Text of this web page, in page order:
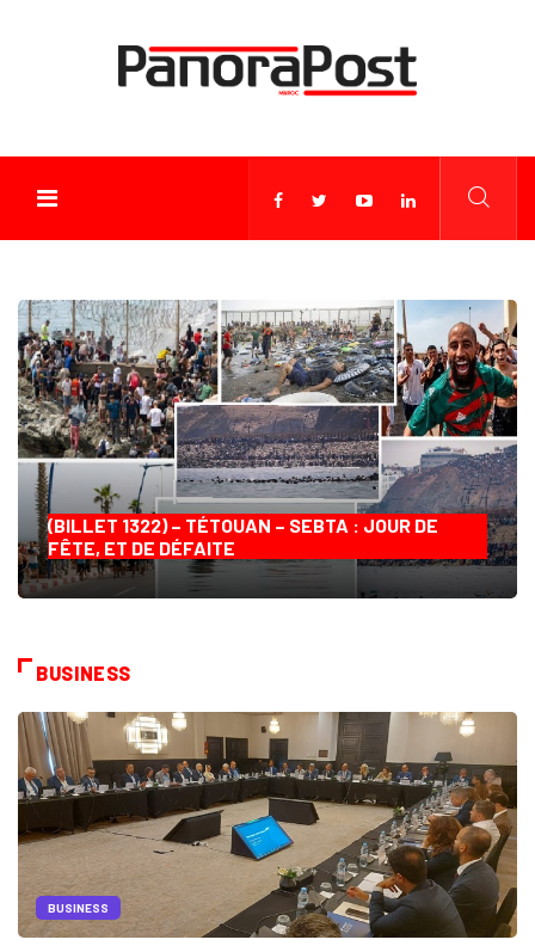
(BILLET 1322) – TÉTOUAN – SEBTA : JOUR DE
FÊTE, ET DE DÉFAITE
BUSINESS
BUSINESS